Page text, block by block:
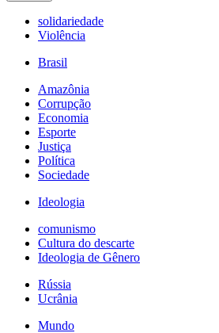
solidariedade
Violência
Brasil
Amazônia
Corrupção
Economia
Esporte
Justiça
Política
Sociedade
Ideologia
comunismo
Cultura do descarte
Ideologia de Gênero
Rússia
Ucrânia
Mundo